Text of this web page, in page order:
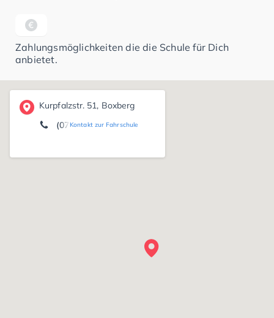
Zahlungsmöglichkeiten die die Schule für Dich
anbietet.
Kurpfalzstr. 51, Boxberg
Kontakt zur Fahrschule
(07930) 28 54